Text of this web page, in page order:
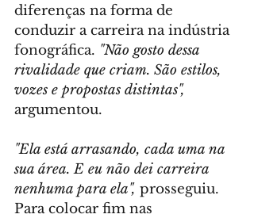
diferenças na forma de
conduzir a carreira na indústria
fonográfica. "Não gosto dessa
rivalidade que criam. São estilos,
vozes e propostas distintas",
argumentou.
"Ela está arrasando, cada uma na
sua área. E eu não dei carreira
nenhuma para ela", prosseguiu.
Para colocar fim nas